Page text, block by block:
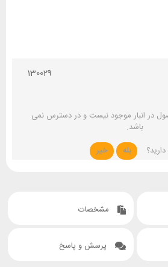
130029
در انبار موجود نیست و در دسترس نمی
باشد.
بله خیر
مشخصات
پرسش و پاسخ